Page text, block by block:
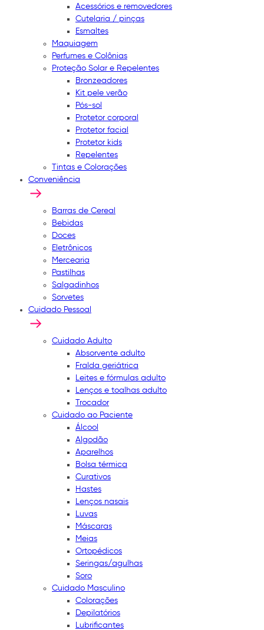
Acessórios e removedores
Cutelaria / pinças
Esmaltes
Maquiagem
Perfumes e Colônias
Proteção Solar e Repelentes
Bronzeadores
Kit pele verão
Pós-sol
Protetor corporal
Protetor facial
Protetor kids
Repelentes
Tintas e Colorações
Conveniência
Barras de Cereal
Bebidas
Doces
Eletrônicos
Mercearia
Pastilhas
Salgadinhos
Sorvetes
Cuidado Pessoal
Cuidado Adulto
Absorvente adulto
Fralda geriátrica
Leites e fórmulas adulto
Lenços e toalhas adulto
Trocador
Cuidado ao Paciente
Álcool
Algodão
Aparelhos
Bolsa térmica
Curativos
Hastes
Lenços nasais
Luvas
Máscaras
Meias
Ortopédicos
Seringas/agulhas
Soro
Cuidado Masculino
Colorações
Depilatórios
Lubrificantes